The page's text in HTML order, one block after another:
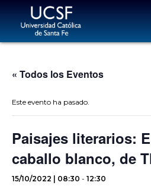
« Todos los Eventos
Este evento ha pasado.
Paisajes literarios:
caballo blanco, de
15/10/2022 | 08:30 - 12:30